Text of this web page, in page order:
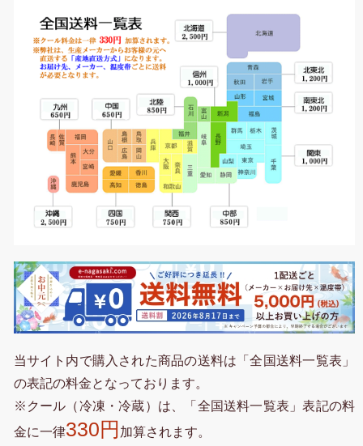
当サイト内で購入された商品の送料は「全国送料一覧表」
の表記の料金となっております。
※クール（冷凍・冷蔵）は、「全国送料一覧表」表記の料
金に一律330円 加算されます。